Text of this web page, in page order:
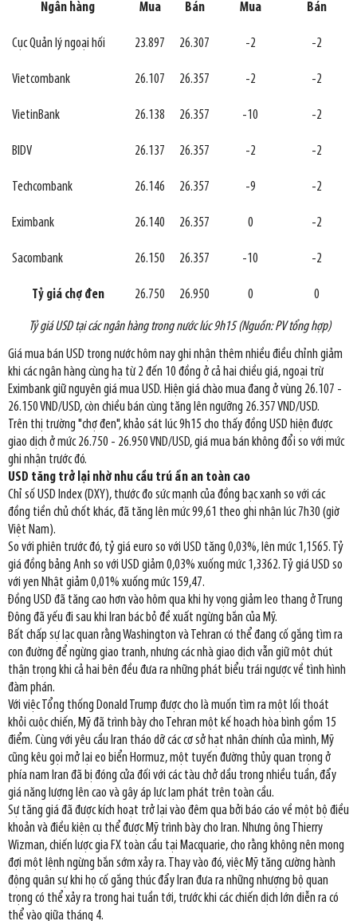
Ngân hàng Mua Bán Mua Bán
Cục Quản lý ngoại hối 23.897 26.307 -2 -2
Vietcombank 26.107 26.357 -2 -2
VietinBank 26.138 26.357 -10 -2
BIDV 26.137 26.357 -2 -2
Techcombank 26.146 26.357 -9 -2
Eximbank 26.140 26.357 0 -2
Sacombank 26.150 26.357 -10 -2
Tỷ giá chợ đen 26.750 26.950 0 0
Tỷ giá USD tại các ngân hàng trong nước lúc 9h15 (Nguồn: PV tổng hợp)
Giá mua bán USD trong nước hôm nay ghi nhận thêm nhiều điều chỉnh giảm
khi các ngân hàng cùng hạ từ 2 đến 10 đồng ở cả hai chiều giá, ngoại trừ
Eximbank giữ nguyên giá mua USD. Hiện giá chào mua đang ở vùng 26.107 -
26.150 VND/USD, còn chiều bán cùng tăng lên ngưỡng 26.357 VND/USD.
Trên thị trường "chợ đen", khảo sát lúc 9h15 cho thấy đồng USD hiện được
giao dịch ở mức 26.750 - 26.950 VND/USD, giá mua bán không đổi so với mức
ghi nhận trước đó.
USD tăng trở lại nhờ nhu cầu trú ẩn an toàn cao
Chỉ số USD Index (DXY), thước đo sức mạnh của đồng bạc xanh so với các
đồng tiền chủ chốt khác, đã tăng lên mức 99,61 theo ghi nhận lúc 7h30 (giờ
Việt Nam).
So với phiên trước đó, tỷ giá euro so với USD tăng 0,03%, lên mức 1,1565. Tỷ
giá đồng bảng Anh so với USD giảm 0,03% xuống mức 1,3362. Tỷ giá USD so
với yen Nhật giảm 0,01% xuống mức 159,47.
Đồng USD đã tăng cao hơn vào hôm qua khi hy vọng giảm leo thang ở Trung
Đông đã yếu đi sau khi Iran bác bỏ đề xuất ngừng bắn của Mỹ.
Bất chấp sự lạc quan rằng Washington và Tehran có thể đang cố gắng tìm ra
con đường để ngừng giao tranh, nhưng các nhà giao dịch vẫn giữ một chút
thận trọng khi cả hai bên đều đưa ra những phát biểu trái ngược về tình hình
đàm phán.
Với việc Tổng thống Donald Trump được cho là muốn tìm ra một lối thoát
khỏi cuộc chiến, Mỹ đã trình bày cho Tehran một kế hoạch hòa bình gồm 15
điểm. Cùng với yêu cầu Iran tháo dỡ các cơ sở hạt nhân chính của mình, Mỹ
cũng kêu gọi mở lại eo biển Hormuz, một tuyến đường thủy quan trọng ở
phía nam Iran đã bị đóng cửa đối với các tàu chở dầu trong nhiều tuần, đẩy
giá năng lượng lên cao và gây áp lực lạm phát trên toàn cầu.
Sự tăng giá đã được kích hoạt trở lại vào đêm qua bởi báo cáo về một bộ điều
khoản và điều kiện cụ thể được Mỹ trình bày cho Iran. Nhưng ông Thierry
Wizman, chiến lược gia FX toàn cầu tại Macquarie, cho rằng không nên mong
đợi một lệnh ngừng bắn sớm xảy ra. Thay vào đó, việc Mỹ tăng cường hành
động quân sự khi họ cố gắng thúc đẩy Iran đưa ra những nhượng bộ quan
trọng có thể xảy ra trong hai tuần tới, trước khi các chiến dịch lớn diễn ra có
thể vào giữa tháng 4.